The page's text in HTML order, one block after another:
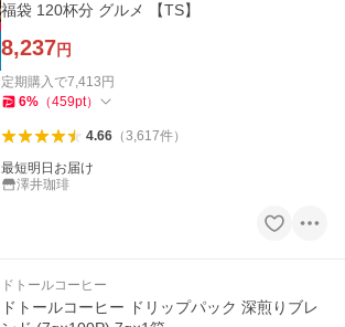
福袋 120杯分 グルメ 【TS】
8,237円
定期購入で7,413 円
6% （459pt）
4.66（3,617件）
最短明日お届け
澤井珈琲
ドトールコーヒー
ドトールコーヒー ドリップパック 深煎りブレ